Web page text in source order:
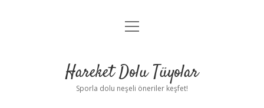
Anasayfa
Yasal Uyarı
menüyü
Hareket Dolu Tüyolar
Sporla dolu neşeli öneriler keşfet!